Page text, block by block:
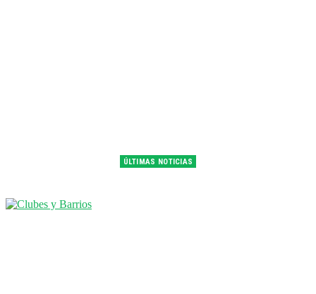
ÚLTIMAS NOTICIAS